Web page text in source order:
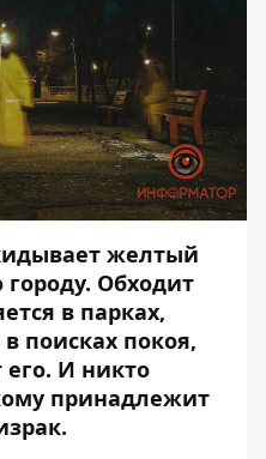
желтый
Обходит
в парках,
поисках покоя,
его. И никто
принадлежит